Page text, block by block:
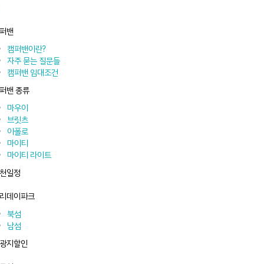
밴
캠퍼밴이란?
자주 묻는 질문들
캠퍼밴 임대조건
밴 종류
마우이
브릿츠
아폴로
마이티
마이티 라이트
일정
데이파크
북섬
남섬
지할인